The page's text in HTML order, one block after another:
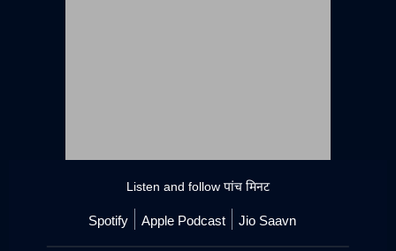
Listen and follow पांच मिनट
Spotify Apple Podcast Jio Saavn